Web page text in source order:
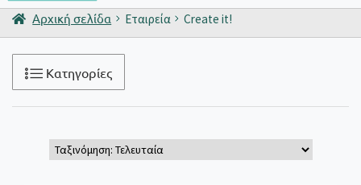
Είσοδος / Εγγραφή
Αρχική σελίδα Εταιρεία Create it!
Κατηγορίες